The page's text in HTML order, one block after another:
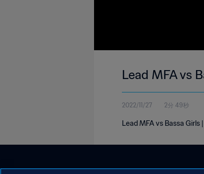
Lead MFA vs
2022/11/27 2分 49秒
Lead MFA vs Bassa